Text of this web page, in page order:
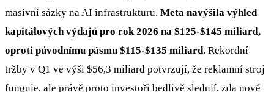
masivní sázky na AI infrastrukturu. Meta navýšila výhled
kapitálových výdajů pro rok 2026 na $125-$145 miliard,
oproti původnímu pásmu $115-$135 miliard. Rekordní
tržby v Q1 ve výši $56,3 miliard potvrzují, že reklamní stroj
funguje, ale právě proto investoři bedlivě sledují, zda nové